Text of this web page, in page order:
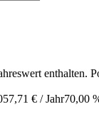
enthalten.
€ / Jahr70,00